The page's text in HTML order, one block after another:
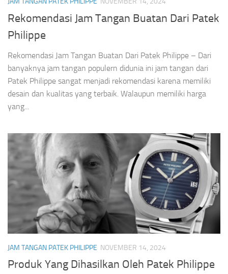
Rekomendasi Jam Tangan Buatan Dari Patek
Philippe
Rekomendasi Jam Tangan Buatan Dari Patek Philippe – Dari
banyaknya jam tangan populern didunia ini jam tangan dari
Patek Philippe sangat menjadi rekomendasi karena memiliki
desain dan kualitas yang terbaik. Walaupun memiliki harga
yang...
JAM TANGAN PATEK PHILIPPE NOVEMBER 14, 2024
Produk Yang Dihasilkan Oleh Patek Philippe